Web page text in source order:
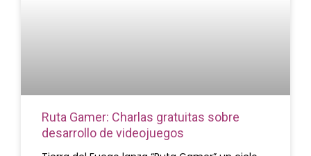
Ruta Gamer: Charlas gratuitas sobre
desarrollo de videojuegos